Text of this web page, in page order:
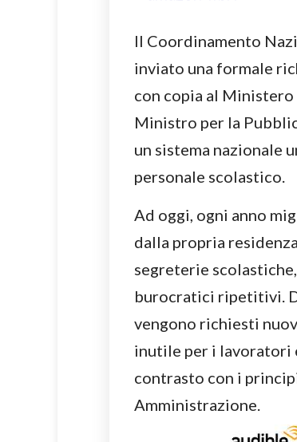
Il Coordinamento
inviato una formale
con copia al Ministero
Ministro per la
un sistema nazionale
personale scolastico.
Ad oggi, ogni anno
dalla propria
segreterie
burocratici ripetitivi.
vengono richiesti
inutile per i lavoratori
contrasto con i
Amministrazione.